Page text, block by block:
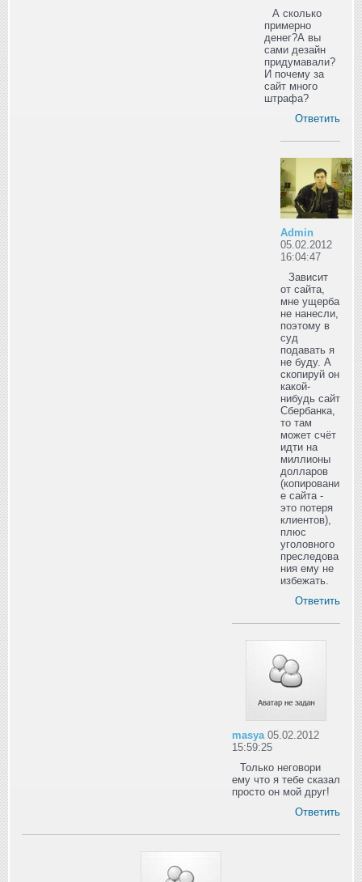
А сколько
примерно
денег?А вы
сами дезайн
придумавали?
И почему за
сайт много
штрафа?
Ответить
Admin
05.02.2012
16:04:47
Зависит
от сайта,
мне ущерба
не нанесли,
поэтому в
суд
подавать я
не буду. А
скопируй он
какой-
нибудь сайт
Сбербанка,
то там
может счёт
идти на
миллионы
долларов
(копировани
е сайта -
это потеря
клиентов),
плюс
уголовного
преследова
ния ему не
избежать.
Ответить
masya 05.02.2012
15:59:25
Только неговори
ему что я тебе сказал
просто он мой друг!
Ответить